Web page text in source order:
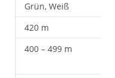
Grün, Weiß
420 m
400 – 499 m